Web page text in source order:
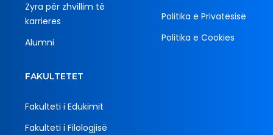
Zyra për zhvillim të
karrieres
Alumni
Politika e Privatësisë
Politika e Cookies
FAKULTETET
Fakulteti i Edukimit
Fakulteti i Filologjisë